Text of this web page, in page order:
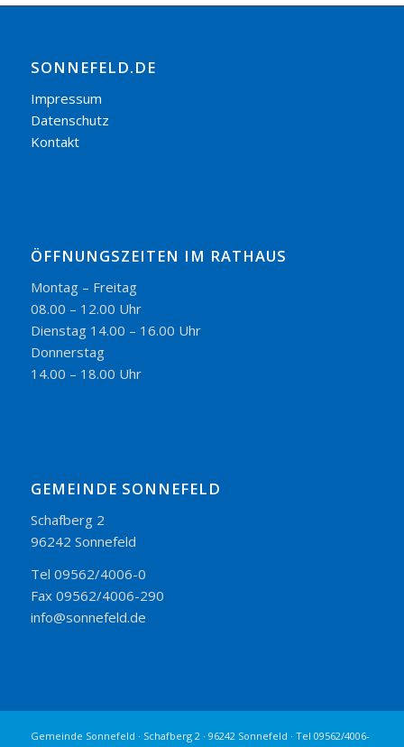
SONNEFELD.DE
Impressum
Datenschutz
Kontakt
ÖFFNUNGSZEITEN IM RATHAUS
Montag – Freitag
08.00 – 12.00 Uhr
Dienstag 14.00 – 16.00 Uhr
Donnerstag
14.00 – 18.00 Uhr
GEMEINDE SONNEFELD
Schafberg 2
96242 Sonnefeld
Tel 09562/4006-0
Fax 09562/4006-290
info@sonnefeld.de
Gemeinde Sonnefeld · Schafberg 2 · 96242 Sonnefeld · Tel 09562/4006-